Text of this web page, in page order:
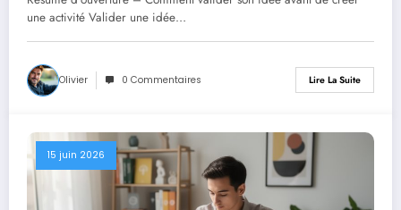
une activité Valider une idée…
Olivier 0 Commentaires Lire La Suite
15 juin 2026